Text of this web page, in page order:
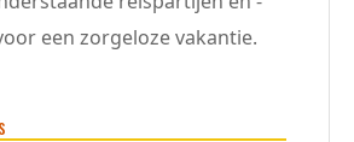
een zorgeloze vakantie.